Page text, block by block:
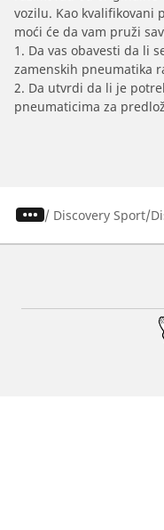
vozilu. Kao kvalifikovani
moći će da vam pruži
1. Da vas obavesti da li
zamenskih pneumatika
2. Da utvrdi da li je
pneumaticima za
/ Discovery Sport